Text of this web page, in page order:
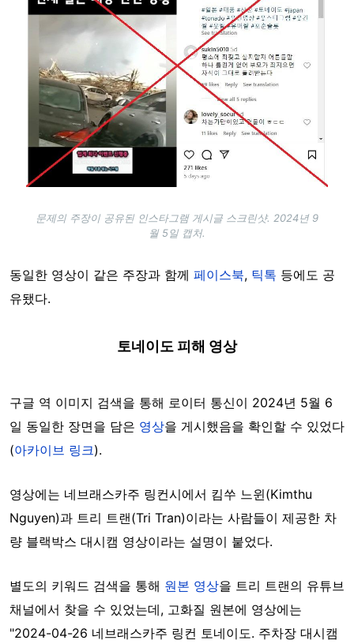
문제의 주장이 공유된 인스타그램 게시글 스크린샷. 2024년 9
월 5일 캡처.
동일한 영상이 같은 주장과 함께 페이스북, 틱톡 등에도 공
유됐다.
토네이도 피해 영상
구글 역 이미지 검색을 통해 로이터 통신이 2024년 5월 6
일 동일한 장면을 담은 영상을 게시했음을 확인할 수 있었다
(아카이브 링크).
영상에는 네브래스카주 링컨시에서 킴쑤 느윈(Kimthu
Nguyen)과 트리 트랜(Tri Tran)이라는 사람들이 제공한 차
량 블랙박스 대시캠 영상이라는 설명이 붙었다.
별도의 키워드 검색을 통해 원본 영상을 트리 트랜의 유튜브
채널에서 찾을 수 있었는데, 고화질 원본에 영상에는
"2024-04-26 네브래스카주 링컨 토네이도. 주차장 대시캠